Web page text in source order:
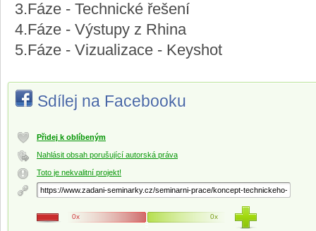
3.Fáze - Technické řešení
4.Fáze - Výstupy z Rhina
5.Fáze - Vizualizace - Keyshot
Sdílej na Facebooku
Přidej k oblíbeným
Nahlásit obsah porušující autorská práva
Toto je nekvalitní projekt!
0x 0x